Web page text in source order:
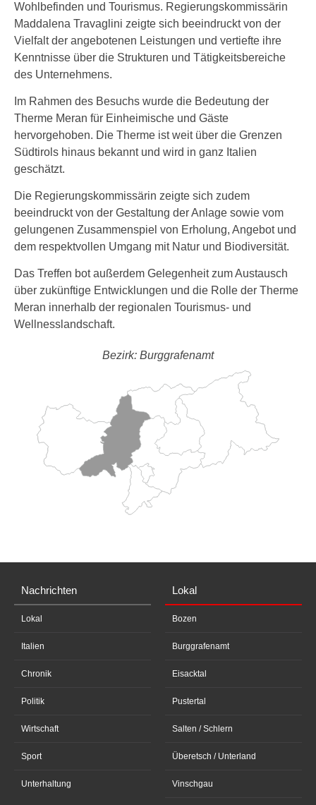
Wohlbefinden und Tourismus. Regierungskommissärin
Maddalena Travaglini zeigte sich beeindruckt von der
Vielfalt der angebotenen Leistungen und vertiefte ihre
Kenntnisse über die Strukturen und Tätigkeitsbereiche
des Unternehmens.
Im Rahmen des Besuchs wurde die Bedeutung der
Therme Meran für Einheimische und Gäste
hervorgehoben. Die Therme ist weit über die Grenzen
Südtirols hinaus bekannt und wird in ganz Italien
geschätzt.
Die Regierungskommissärin zeigte sich zudem
beeindruckt von der Gestaltung der Anlage sowie vom
gelungenen Zusammenspiel von Erholung, Angebot und
dem respektvollen Umgang mit Natur und Biodiversität.
Das Treffen bot außerdem Gelegenheit zum Austausch
über zukünftige Entwicklungen und die Rolle der Therme
Meran innerhalb der regionalen Tourismus- und
Wellnesslandschaft.
Bezirk: Burggrafenamt
Nachrichten
Lokal
Italien
Chronik
Politik
Wirtschaft
Sport
Unterhaltung
Lokal
Bozen
Burggrafenamt
Eisacktal
Pustertal
Salten / Schlern
Überetsch / Unterland
Vinschgau